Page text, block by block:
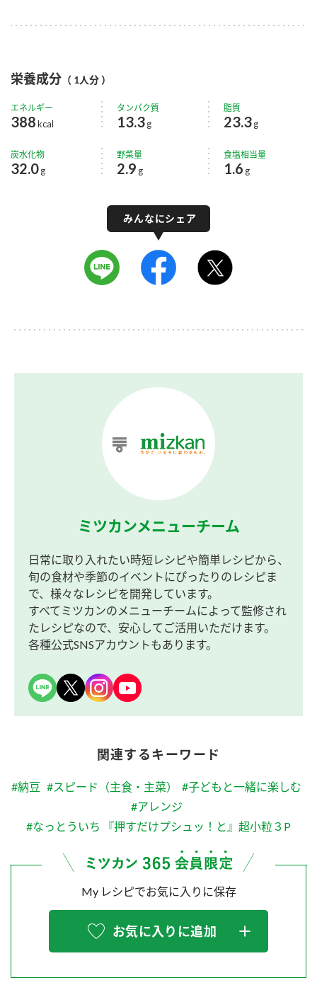
栄養成分 （ 1人分 ）
エネルギー
388kcal
タンパク質
13.3g
脂質
23.3 g
炭水化物
32.0g
野菜量
2.9 g
食塩相当量
1.6 g
ミツカンメニューチーム
日常に取り入れたい時短レシピや簡単レシピから、
旬の食材や季節のイベントにぴったりのレシピま
で、様々なレシピを開発しています。
すべてミツカンのメニューチームによって監修され
たレシピなので、安心してご活用いただけます。
各種公式SNSアカウントもあります。
関連するキーワード
#納豆 #スピード（主食・主菜）
#子どもと一緒に楽しむ
#アレンジ
#なっとういち 『押すだけプシュッ！と』超小粒３P
My レシピでお気に入りに保存
お気に入りに追加